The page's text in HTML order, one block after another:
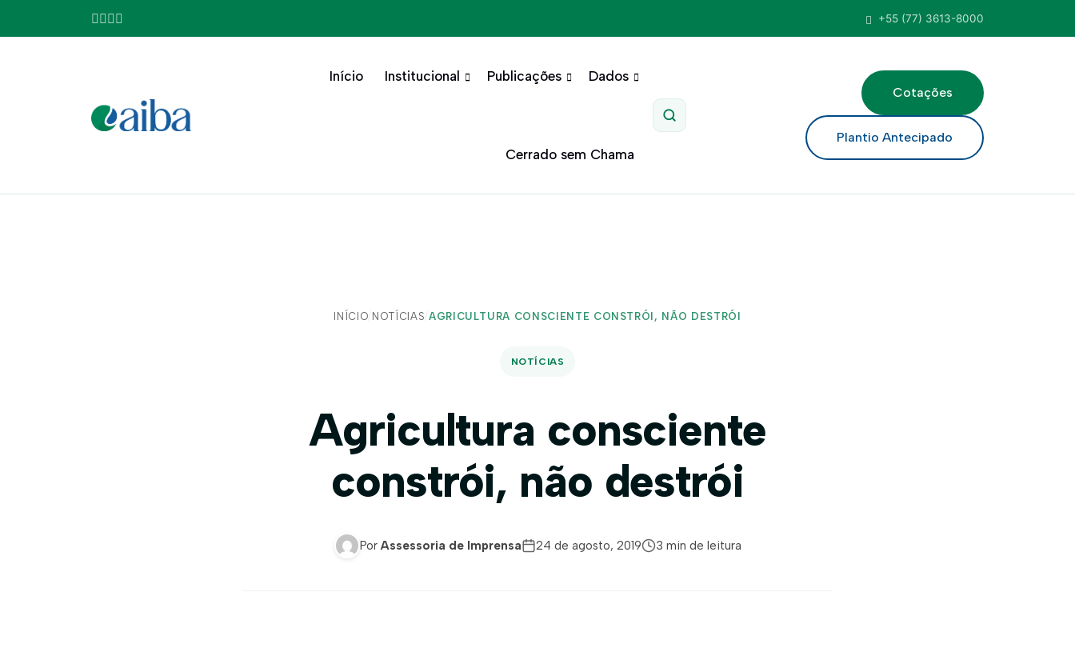
+55 (77) 3613-8000
Início Institucional Publicações Dados
Cerrado sem Chama
Pesquisar
Cotações
Plantio Antecipado
INÍCIO/ NOTÍCIAS/AGRICULTURA CONSCIENTE CONSTRÓI, NÃO DESTRÓI
NOTÍCIAS
Agricultura consciente
constrói, não destrói
Por Assessoria de Imprensa 24 de agosto, 2019 3 min de leitura